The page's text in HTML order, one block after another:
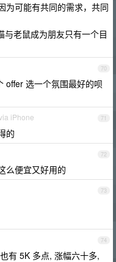
为可能有共同的需求，共同
老鼠成为朋友只有一个目
70
offer 选一个氛围最好的呗
71
iPhone
的
72
么便宜又好用的
73
74
有 5K 多点, 涨幅六十多,